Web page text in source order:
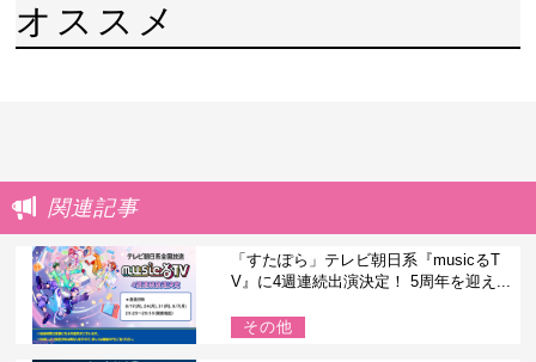
オススメ
関連記事
「すたぽら」テレビ朝日系『musicるT
V』に4週連続出演決定！ 5周年を迎え...
その他